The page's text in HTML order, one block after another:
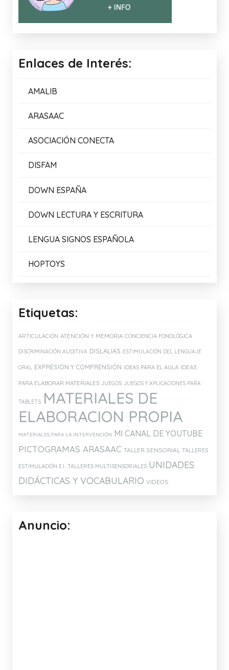
Enlaces de Interés:
AMALIB
ARASAAC
ASOCIACIÓN CONECTA
DISFAM
DOWN ESPAÑA
DOWN LECTURA Y ESCRITURA
LENGUA SIGNOS ESPAÑOLA
HOPTOYS
Etiquetas:
ARTICULACIÓN ATENCIÓN Y MEMORIA CONCIENCIA FONOLÓGICA
DISCRIMINACIÓN AUDITIVA DISLALIAS ESTIMULACIÓN DEL LENGUAJE
ORAL EXPRESIÓN Y COMPRENSIÓN IDEAS PARA EL AULA IDEAS
PARA ELABORAR MATERIALES JUEGOS JUEGOS Y APLICACIONES PARA
TABLETS MATERIALES DE
ELABORACION PROPIA
MATERIALES PARA LA INTERVENCIÓN MI CANAL DE YOUTUBE
PICTOGRAMAS ARASAAC TALLER SENSORIAL TALLERES
ESTIMULACIÓN E.I. TALLERES MULTISENSORIALES UNIDADES
DIDÁCTICAS Y VOCABULARIO VIDEOS
Anuncio: